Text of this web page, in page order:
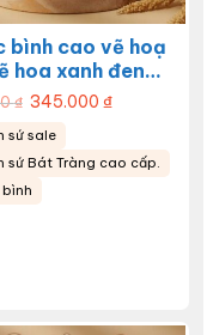
bình cao vẽ hoạ
hoa xanh đen
₫ Giá
gốc
là:
690.000 ₫.
345.000₫Giá
hiện
345.000 ₫.
sứ sale
sứ Bát Tràng cao cấp.